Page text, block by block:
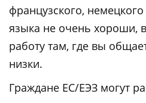
французского,
языка не очень хороши,
работу там, где вы
низки.
Граждане ЕС/ЕЭЗ могут